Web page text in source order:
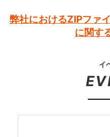
弊社におけるZIPファ
に関す
イ